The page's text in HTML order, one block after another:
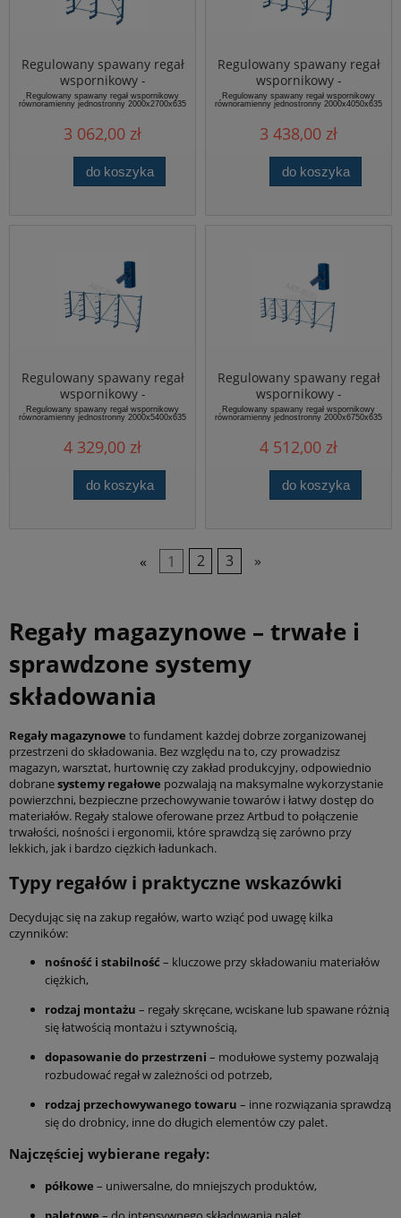
Regulowany spawany regał
wspornikowy -
równoramienny
jednostronny,
2000x2700x635mm
Regulowany spawany regał wspornikowy
równoramienny jednostronny 2000x2700x635
3 062,00 zł
do koszyka
Regulowany spawany regał
wspornikowy -
równoramienny
jednostronny,
2000x4050x635mm
Regulowany spawany regał wspornikowy
równoramienny jednostronny 2000x4050x635
3 438,00 zł
do koszyka
Regulowany spawany regał
wspornikowy -
równoramienny
jednostronny,
2000x5400x635mm
Regulowany spawany regał wspornikowy
równoramienny jednostronny 2000x5400x635
4 329,00 zł
do koszyka
Regulowany spawany regał
wspornikowy -
równoramienny
jednostronny,
2000x6750x635mm
Regulowany spawany regał wspornikowy
równoramienny jednostronny 2000x6750x635
4 512,00 zł
do koszyka
« 1 2 3 »
Regały magazynowe – trwałe i
sprawdzone systemy
składowania
Regały magazynowe to fundament każdej dobrze zorganizowanej
przestrzeni do składowania. Bez względu na to, czy prowadzisz
magazyn, warsztat, hurtownię czy zakład produkcyjny, odpowiednio
dobranesystemy regałowe pozwalają na maksymalne wykorzystanie
powierzchni, bezpieczne przechowywanie towarów i łatwy dostęp do
materiałów. Regały stalowe oferowane przez Artbud to połączenie
trwałości, nośności i ergonomii, które sprawdzą się zarówno przy
lekkich, jak i bardzo ciężkich ładunkach.
Typy regałów i praktyczne wskazówki
Decydując się na zakup regałów, warto wziąć pod uwagę kilka
czynników:
nośność i stabilność – kluczowe przy składowaniu materiałów
ciężkich,
rodzaj montażu – regały skręcane, wciskane lub spawane różnią
się łatwością montażu i sztywnością,
dopasowanie do przestrzeni – modułowe systemy pozwalają
rozbudować regał w zależności od potrzeb,
rodzaj przechowywanego towaru – inne rozwiązania sprawdzą
się do drobnicy, inne do długich elementów czy palet.
Najczęściej wybierane regały:
półkowe – uniwersalne, do mniejszych produktów,